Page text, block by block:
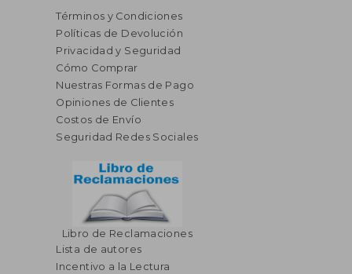
Términos y Condiciones
Políticas de Devolución
Privacidad y Seguridad
Cómo Comprar
Nuestras Formas de Pago
Opiniones de Clientes
Costos de Envío
Seguridad Redes Sociales
Libro de Reclamaciones
Lista de autores
Incentivo a la Lectura